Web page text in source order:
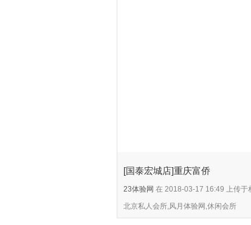
[国泰宏城店]重庆富侨
23体验网 在 2018-03-17 16:49 上传于
北京私人会所,风月体验网,休闲会所